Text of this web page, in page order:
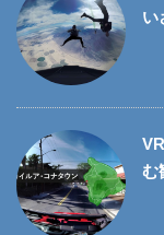
い
む